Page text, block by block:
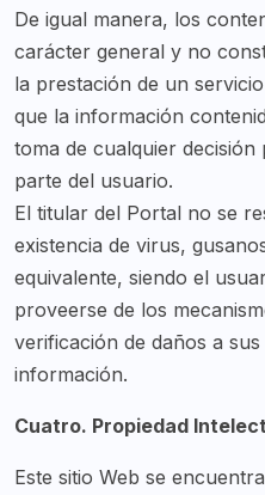
De igual manera, los
carácter general y no
la prestación de un
que la información
toma de cualquier
parte del usuario.
El titular del Portal no se
existencia de virus,
equivalente, siendo el
proveerse de los
verificación de daños a
información.
Cuatro. Propiedad
Este sitio Web se